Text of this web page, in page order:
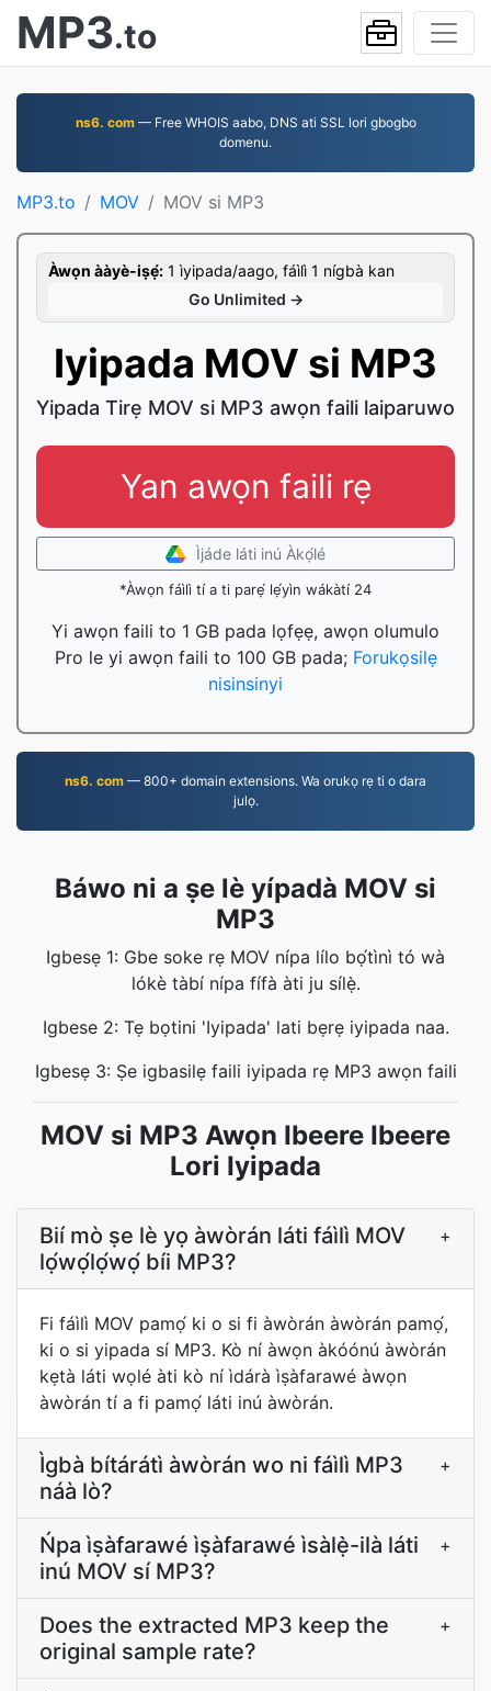
MP3.to
ns6. com— Free WHOIS aabo, DNS ati SSL lori gbogbo
domenu.
MP3.to MOV MOV si MP3
Àwọn ààyè-iṣẹ́: 1 ìyipada/aago, fáìlì 1 nígbà kan
Go Unlimited →
Iyipada MOV si MP3
Yipada Tirẹ MOV si MP3 awọn faili laiparuwo
Yan awọn faili rẹ
Ìjáde láti inú Àkọ́lé
*Àwọn fáìlì tí a ti parẹ́ lẹ́yìn wákàtí 24
Yi awọn faili to 1 GB pada lọfẹẹ, awọn olumulo
Pro le yi awọn faili to 100 GB pada; Forukọsilẹ
nisinsinyi
ns6. com — 800+ domain extensions. Wa orukọ rẹ ti o dara
julọ.
Báwo ni a ṣe lè yípadà MOV si
MP3
Igbesẹ 1: Gbe soke rẹ MOV nípa lílo bọ́tìnì tó wà
lókè tàbí nípa fífà àti ju sílẹ̀.
Igbese 2: Tẹ bọtini 'Iyipada' lati bẹrẹ iyipada naa.
Igbesẹ 3: Ṣe igbasilẹ faili iyipada rẹ MP3 awọn faili
MOV si MP3 Awọn Ibeere Ibeere
Lori Iyipada
Bií mò ṣe lè yọ àwòrán láti fáìlì MOV
lọ́wọ́lọ́wọ́ bíi MP3?
+
Fi fáìlì MOV pamọ́ ki o si fi àwòrán àwòrán pamọ́,
ki o si yipada sí MP3. Kò ní àwọn àkóónú àwòrán
kẹtà láti wọlé àti kò ní ìdárà ìṣàfarawé àwọn
àwòrán tí a fi pamọ́ láti inú àwòrán.
Ìgbà bítárátì àwòrán wo ni fáìlì MP3
náà lò?
+
Ńpa ìṣàfarawé ìṣàfarawé ìsàlẹ̀-ilà láti
inú MOV sí MP3?
+
Does the extracted MP3 keep the
original sample rate?
+